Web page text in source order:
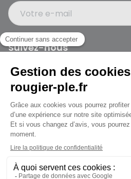
Votre e-mail
Suivez-nous
Rougier et Plé 2024 Copyright
Mentions légales
Conditions générales des ventes